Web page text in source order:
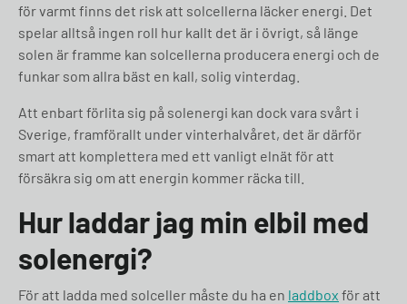
för varmt finns det risk att solcellerna läcker energi. Det
spelar alltså ingen roll hur kallt det är i övrigt, så länge
solen är framme kan solcellerna producera energi och de
funkar som allra bäst en kall, solig vinterdag.
Att enbart förlita sig på solenergi kan dock vara svårt i
Sverige, framförallt under vinterhalvåret, det är därför
smart att komplettera med ett vanligt elnät för att
försäkra sig om att energin kommer räcka till.
Hur laddar jag min elbil med
solenergi?
För att ladda med solceller måste du ha en laddbox för att